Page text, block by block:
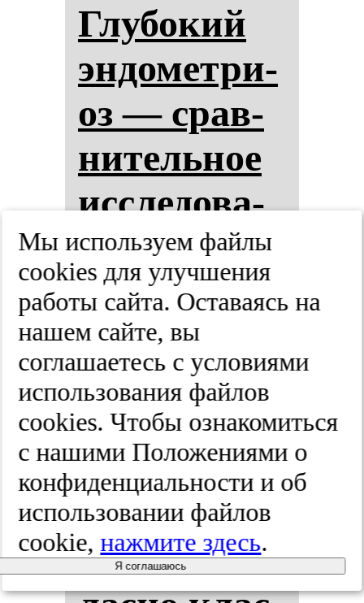
Глу­бо­кий
эн­до­мет­ри­
оз — срав­
ни­тель­ное
ис­сле­до­ва­
ние бо­ле­во­
го син­дро­
ма и рас­
простра­
нен­нос­ти
кли­ни­чес­
ких сим­
пто­мов сог­
Мы используем файлы
cооkies для улучшения
работы сайта. Оставаясь на
нашем сайте, вы
соглашаетесь с условиями
использования файлов
cооkies. Чтобы ознакомиться
с нашими Положениями о
конфиденциальности и об
использовании файлов
cookie,нажмите здесь.
Я соглашаюсь